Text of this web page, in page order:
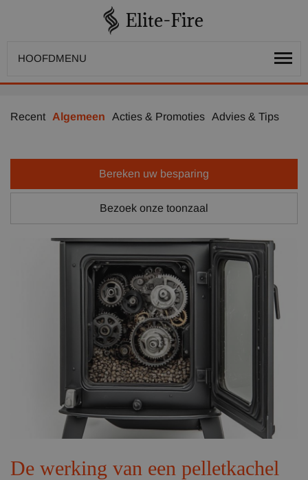
HOOFDMENU
Recent Algemeen Acties & Promoties Advies & Tips
Bereken uw besparing
Bezoek onze toonzaal
De werking van een pelletkachel